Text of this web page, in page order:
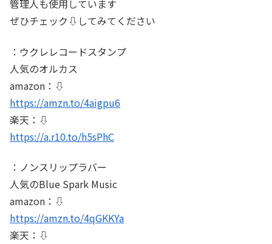
管理人も使用しています
ぜひチェック⇩してみてください
：ウクレレコードスタンプ
人気のオルカス
amazon：⇩
https://amzn.to/4aigpu6
楽天：⇩
https://a.r10.to/h5sPhC
：ノンスリップラバー
人気のBlue Spark Music
amazon：⇩
https://amzn.to/4qGKKYa
楽天：⇩